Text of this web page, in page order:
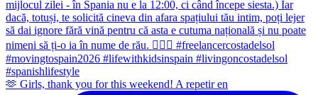
🫶 Girls, thank you for this weekend! A repetir en